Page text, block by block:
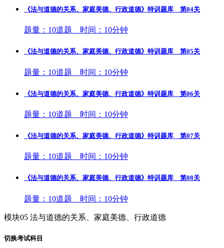
《法与道德的关系、家庭美德、行政道德》特训题库 第04关
题量：10道题 时间：10分钟
《法与道德的关系、家庭美德、行政道德》特训题库 第05关
题量：10道题 时间：10分钟
《法与道德的关系、家庭美德、行政道德》特训题库 第06关
题量：10道题 时间：10分钟
《法与道德的关系、家庭美德、行政道德》特训题库 第07关
题量：10道题 时间：10分钟
《法与道德的关系、家庭美德、行政道德》特训题库 第08关
题量：10道题 时间：10分钟
模块05 法与道德的关系、家庭美德、行政道德
切换考试科目